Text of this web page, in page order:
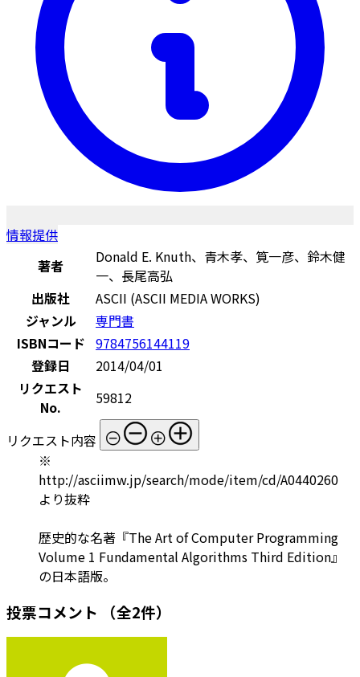
情報提供
著者
Donald E. Knuth、青木孝、筧一彦、鈴木健
一、長尾高弘
出版社
ASCII (ASCII MEDIA WORKS)
ジャンル
専門書
ISBNコード 9784756144119
登録日
2014/04/01
リクエスト
No.
59812
リクエスト内容
※
http://asciimw.jp/search/mode/item/cd/A0440260
より抜粋
歴史的な名著『The Art of Computer Programming
Volume 1 Fundamental Algorithms Third Edition』
の日本語版。
投票コメント （全2件）